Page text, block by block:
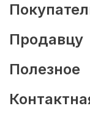
Продавцу
Полезное